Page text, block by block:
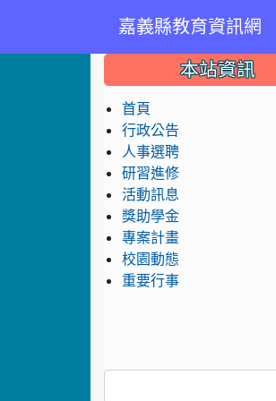
嘉義縣教育資訊網
::: 本站資訊
首頁
行政公告
人事選聘
研習進修
活動訊息
獎助學金
專案計畫
校園動態
重要行事